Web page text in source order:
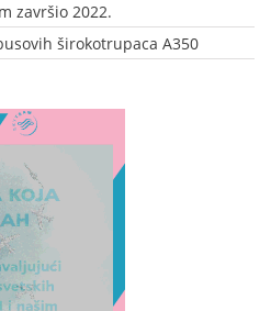
završio 2022.
širokotrupaca A350